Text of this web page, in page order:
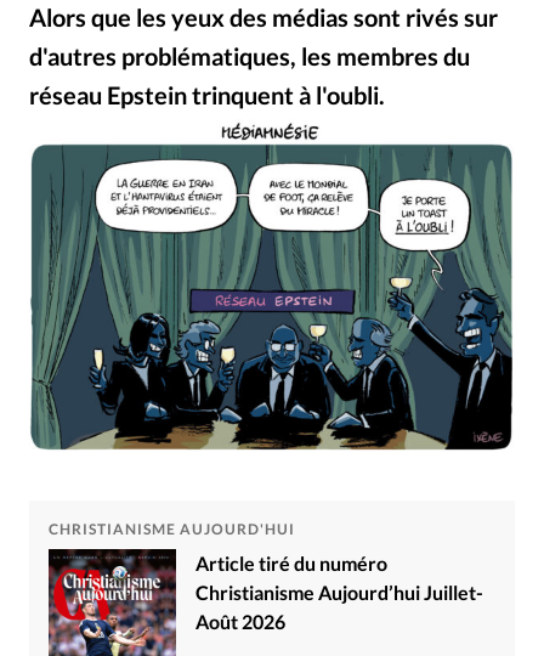
Faire un don
Emploi
Édition: Internationale
Devise:CHF
RUBRIQUES
Tous les articles
Actualité chrétienne
Actualité internationale
Chronique
Culture
Dossier
Eglises Foi Génération réveil
Monde
Opinions
Publireportage
Relations Aujourd'hui
Société
Tour du monde des Eglises
Trait d'Ixène
Alors que les yeux des médias sont rivés sur
d'autres problématiques, les membres du
réseau Epstein trinquent à l'oubli.
CHRISTIANISME AUJOURD'HUI
Article tiré du numéro
Christianisme Aujourd’hui Juillet-
Août 2026